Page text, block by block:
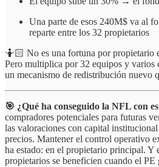
Una parte de esos 240M$ va al
reparte entre los 32 propietarios
🤷🏻 No es una fortuna por propietario
Pero multiplica por 32 equipos y varios
un mecanismo de redistribución nuevo
🎯 ¿Qué ha conseguido la NFL con
compradores potenciales para futuras
las valoraciones con capital
precios. Mantener el control operativo
ha estado: en el propietario principal. Y
propietarios se beneficien cuando el PE